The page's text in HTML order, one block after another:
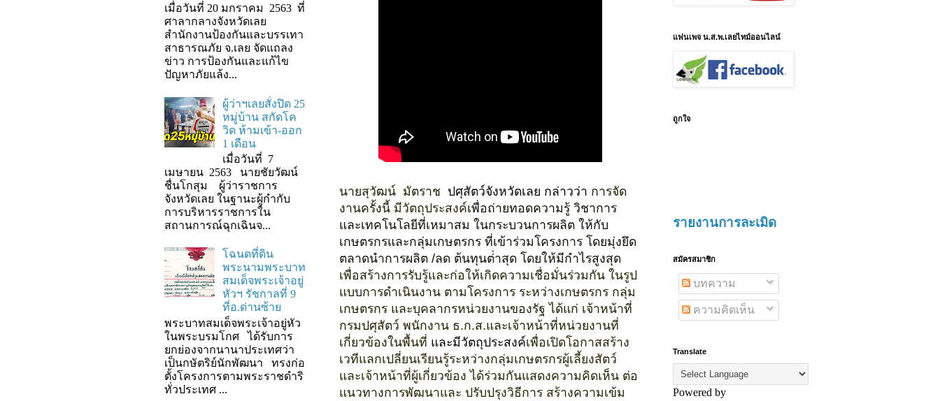
นายสุวัฒน์ มัตราช ปศุสัตว์จังหวัดเลย กล่าวว่า การจัด
งานครั้งนี้ มีวัตถุประสงค์เพื่อถ่ายทอดความรู้ วิชาการ
และเทคโนโลยีที่เหมาสม ในกระบวนการผลิต ให้กับ
เกษตรกรและกลุ่มเกษตรกร ที่เข้าร่วมโครงการ โดยมุ่งยึด
ตลาดนําการผลิต /ลด ต้นทุนต่ําสุด โดยให้มีกําไรสูงสุด
เพื่อสร้างการรับรู้และก่อให้เกิดความเชื่อมั่นร่วมกัน ในรูป
แบบการดําเนินงาน ตามโครงการ ระหว่างเกษตรกร กลุ่ม
เกษตรกร และบุคลากรหน่วยงานของรัฐ ได้แก่ เจ้าหน้าที่
กรมปศุสัตว์ พนักงาน ธ.ก.ส.และเจ้าหน้าที่หน่วยงานที่
เกี่ยวข้องในพื้นที่ และมีวัตถุประสงค์เพื่อเปิดโอกาสสร้าง
เวทีแลกเปลี่ยนเรียนรู้ระหว่างกลุ่มเกษตรกรผู้เลี้ยงสัตว์
และเจ้าหน้าที่ผู้เกี่ยวข้อง ได้ร่วมกันแสดงความคิดเห็น ต่อ
แนวทางการพัฒนาและ ปรับปรุงวิธีการ สร้างความเข้ม
เมื่อวันที่ 20 มกราคม 2563 ที่
ศาลากลางจังหวัดเลย
สำนักงานป้องกันและบรรเทา
สาธารณภัย จ.เลย จัดแถลง
ข่าว การป้องกันและแก้ไข
ปัญหาภัยแล้ง...
ผู้ว่าฯเลยสั่งปิด 25
หมู่บ้าน สกัดโค
วิด ห้ามเข้า-ออก
1 เดือน
เมื่อวันที่ 7
เมษายน 2563 นายชัยวัฒน์
ชื่นโกสุม ผู้ว่าราชการ
จังหวัดเลย ในฐานะผู้กํากับ
การบริหารราชการใน
สถานการณ์ฉุกเฉินจ...
โฉนดที่ดิน
พระนามพระบาท
สมเด็จพระเจ้าอยู่
หัวฯ รัชกาลที่ 9
ที่อ.ด่านซ้าย
พระบาทสมเด็จพระเจ้าอยู่หัว
ในพระบรมโกศ ได้รับการ
ยกย่องจากนานาประเทศว่า
เป็นกษัตริย์นักพัฒนา ทรงก่อ
ตั้งโครงการตามพระราชดำริ
ทั่วประเทศ ...
แฟนเพจ น.ส.พ.เลยไทม์ออนไลน์
ถูกใจ
รายงานการละเมิด
สมัครสมาชิก
บทความ
ความคิดเห็น
Translate
Powered by